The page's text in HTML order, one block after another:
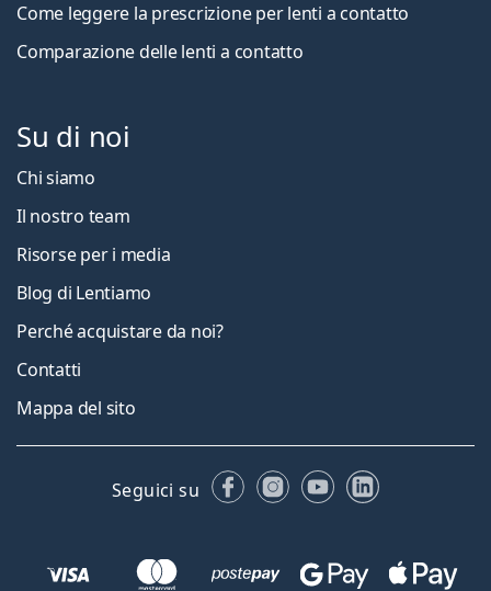
Come leggere la prescrizione per lenti a contatto
Comparazione delle lenti a contatto
Su di noi
Chi siamo
Il nostro team
Risorse per i media
Blog di Lentiamo
Perché acquistare da noi?
Contatti
Mappa del sito
Seguici su FacebookInstagram
YouTubeLinkedIn